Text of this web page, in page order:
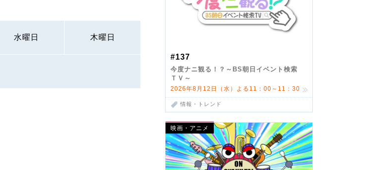
#137
今度ナニ観る！？～BS朝日イベント検索
ＴＶ～
2026年8月12日（水）よる11：00～11：30
情報・トレンド
映画・アニメ
水曜日 木曜日